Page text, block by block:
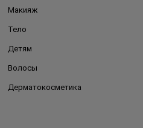
Макияж
Тело
Детям
Волосы
Дерматокосметика